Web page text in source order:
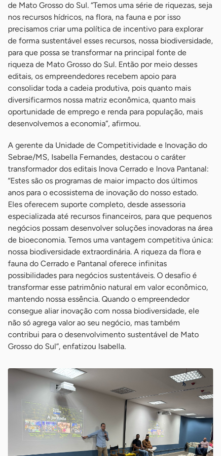
de Mato Grosso do Sul. “Temos uma série de riquezas, seja
nos recursos hídricos, na flora, na fauna e por isso
precisamos criar uma política de incentivo para explorar
de forma sustentável esses recursos, nossa biodiversidade,
para que possa se transformar na principal fonte de
riqueza de Mato Grosso do Sul. Então por meio desses
editais, os empreendedores recebem apoio para
consolidar toda a cadeia produtiva, pois quanto mais
diversificarmos nossa matriz econômica, quanto mais
oportunidade de emprego e renda para população, mais
desenvolvemos a economia”, afirmou.
A gerente da Unidade de Competitividade e Inovação do
Sebrae/MS, Isabella Fernandes, destacou o caráter
transformador dos editais Inova Cerrado e Inova Pantanal:
“Estes são os programas de maior impacto dos últimos
anos para o ecossistema de inovação do nosso estado.
Eles oferecem suporte completo, desde assessoria
especializada até recursos financeiros, para que pequenos
negócios possam desenvolver soluções inovadoras na área
de bioeconomia. Temos uma vantagem competitiva única:
nossa biodiversidade extraordinária. A riqueza da flora e
fauna do Cerrado e Pantanal oferece infinitas
possibilidades para negócios sustentáveis. O desafio é
transformar esse patrimônio natural em valor econômico,
mantendo nossa essência. Quando o empreendedor
consegue aliar inovação com nossa biodiversidade, ele
não só agrega valor ao seu negócio, mas também
contribui para o desenvolvimento sustentável de Mato
Grosso do Sul”, enfatizou Isabella.